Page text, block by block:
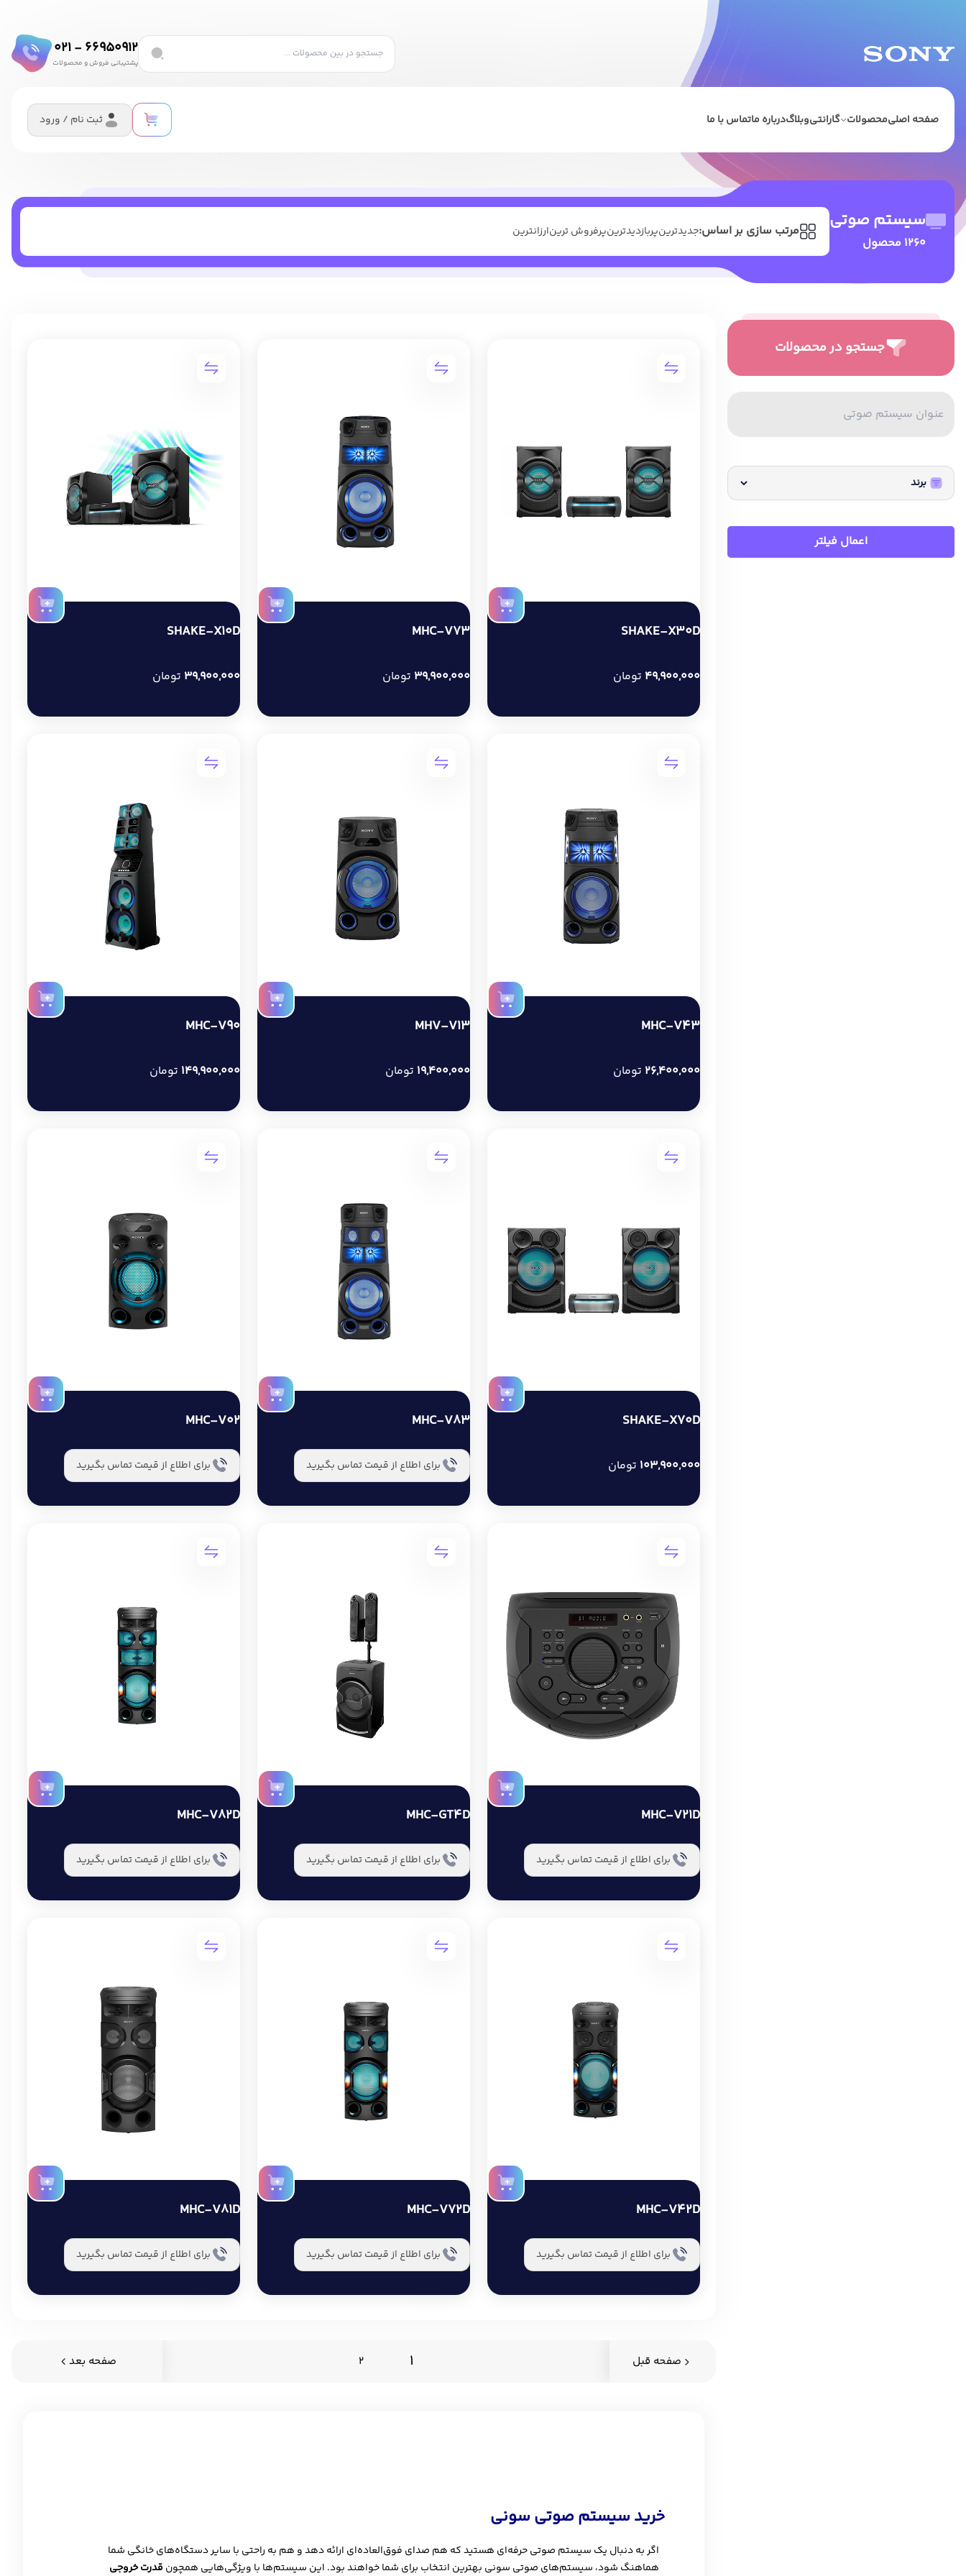
66950912 - 021
پشتیبانی فروش و محصولات
صفحه اصلیمحصولات گارانتیوبلاگدرباره ماتماس با ما ثبت نام / ورود
سیستم صوتی
1260 محصول
مرتب سازی بر اساس:جدیدترینپربازدیدترینپرفروش ترینارزانترین
جستجو در محصولات
اعمال فیلتر
SHAKE-X30D
49,900,000 تومان
MHC-V73
39,900,000 تومان
SHAKE-X10D
39,900,000 تومان
MHC-V43
26,400,000 تومان
MHV-V13
19,400,000 تومان
MHC-V90
149,900,000 تومان
SHAKE-X70D
103,900,000 تومان
MHC-V83
برای اطلاع از قیمت تماس بگیرید
MHC-V02
برای اطلاع از قیمت تماس بگیرید
MHC-V21D
برای اطلاع از قیمت تماس بگیرید
MHC-GT4D
برای اطلاع از قیمت تماس بگیرید
MHC-V82D
برای اطلاع از قیمت تماس بگیرید
MHC-V42D
برای اطلاع از قیمت تماس بگیرید
MHC-V72D
برای اطلاع از قیمت تماس بگیرید
MHC-V81D
برای اطلاع از قیمت تماس بگیرید
صفحه قبل 1
2 صفحه بعد
خرید سیستم صوتی سونی
اگر به دنبال یک سیستم صوتی حرفه‌ای هستید که هم صدای فوق‌العاده‌ای ارائه دهد و هم به راحتی با سایر دستگاه‌های خانگی شما
هماهنگ شود، سیستم‌های صوتی سونی بهترین انتخاب برای شما خواهند بود. این سیستم‌ها با ویژگی‌هایی همچونقدرت خروجی